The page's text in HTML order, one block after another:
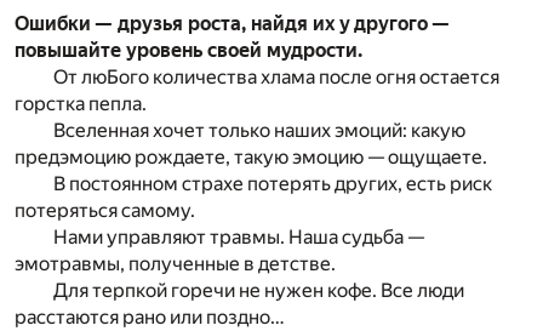
Ошибки — друзья роста, найдя их у другого —
повышайте уровень своей мудрости.
От люБого количества хлама после огня остается
горстка пепла.
Вселенная хочет только наших эмоций: какую
предэмоцию рождаете, такую эмоцию — ощущаете.
В постоянном страхе потерять других, есть риск
потеряться самому.
Нами управляют травмы. Наша судьба —
эмотравмы, полученные в детстве.
Для терпкой горечи не нужен кофе. Все люди
расстаются рано или поздно…